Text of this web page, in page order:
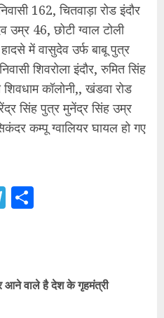
162, चितवाड़ा रोड इंदौर
46, छोटी ग्वाल टोली
में वासुदेव उर्फ बाबू पुत्र
शिवरोला इंदौर, रुमित सिंह
कॉलोनी,, खंडवा रोड
सिंह पुत्र मुनेंद्र सिंह उम्र
कम्पू ग्वालियर घायल हो गए
Telegram
आने वाले है देश के गृहमंत्री